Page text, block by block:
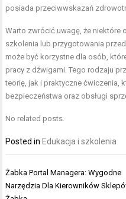
posiada przeciwwskazań
Warto zwrócić uwagę, że
szkolenia lub przygotowania
może być korzystne dla osób,
pracy z dźwigami. Tego rodzaju
teorię, jak i praktyczne ćwiczenia,
bezpieczeństwa oraz obsługi
No related posts.
Posted in Edukacja i szkolenia
Nawigacja
wpisu
Żabka Portal Managera: Wygodne
Narzędzia Dla Kierowników